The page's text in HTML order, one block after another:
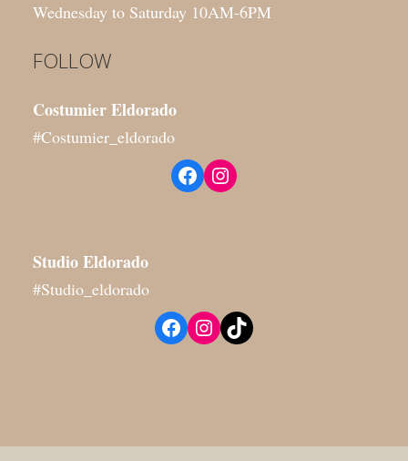
Wednesday to Saturday 10AM-6PM
FOLLOW
Costumier Eldorado
#Costumier_eldorado
Facebook Instagram
StudioEldorado
#Studio_eldorado
Facebook Instagram TikTok